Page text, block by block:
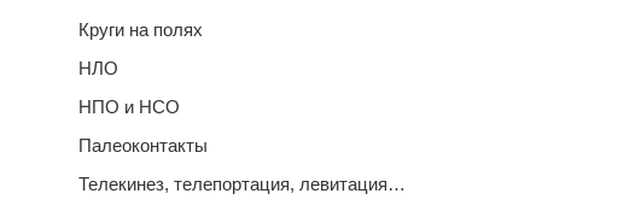
Круги на полях
НЛО
НПО и НСО
Палеоконтакты
Телекинез, телепортация, левитация…